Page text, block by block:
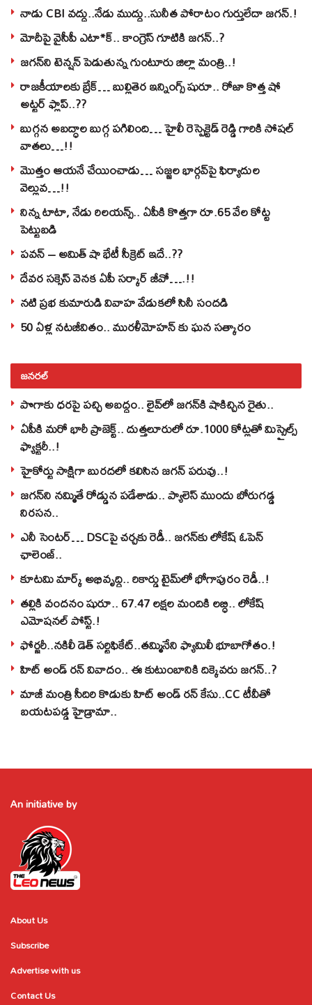
నాడు CBI వద్దు..నేడు ముద్దు..సునీత పోరాటం గుర్తులేదా జగన్.!
మోదీపై వైసీపీ ఎటా*క్.. కాంగ్రెస్ గూటికి జగన్..?
జగన్‌ని టెన్షన్‌ పెడుతున్న గుంటూరు జిల్లా మంత్రి..!
రాజకీయాలకు బ్రేక్… బుల్లితెర ఇన్నింగ్స్ షురూ.. రోజా కొత్త షో
అట్టర్ ఫ్లాప్..??
బుగ్గన అబద్ధాల బుగ్గ పగిలింది… హైలీ రెస్పెక్టెడ్‌ రెడ్డి గారికి సోషల్‌
వాతలు…!!
మొత్తం ఆయనే చేయించాడు… సజ్జల భార్గవ్‌పై ఫిర్యాదుల
వెల్లువ…!!
నిన్న టాటా, నేడు రిలయన్స్.. ఏపీకి కొత్తగా రూ.65 వేల కోట్ట
పెట్టుబడి
పవన్‌ – అమిత్‌ షా భేటీ సీక్రెట్‌ ఇదే..??
దేవర సక్సెస్‌ వెనక ఏపీ సర్కార్‌ జీవో….!!
నటి ప్రభ కుమారుడి వివాహ వేడుకలో సినీ సందడి
50 ఏళ్ల నటజీవితం.. మురళీమోహన్ కు ఘన సత్కారం
జనరల్
పొగాకు ధరపై పచ్చి అబద్దం.. లైవ్‌లో జగన్‌కి షాకిచ్చిన రైతు..
ఏపీకి మరో భారీ ప్రాజెక్ట్.. దుత్తలూరులో రూ.1000 కోట్లతో మిస్సైల్స్
ఫ్యాక్టరీ..!
హైకోర్టు సాక్షిగా బురదలో కలిసిన జగన్ పరువు..!
జగన్‌ని నమ్మితే రోడ్డున పడేశాడు.. ప్యాలెస్‌ ముందు బోరుగడ్డ
నిరసన..
ఎనీ సెంటర్‌… DSCపై చర్చకు రెడీ.. జగన్‌కు లోకేష్‌ ఓపెన్
ఛాలెంజ్..
కూటమి మార్క్ అభివృద్ధి.. రికార్డు టైమ్‌లో భోగాపురం రెడీ..!
తల్లికి వందనం షురూ.. 67.47 లక్షల మందికి లబ్ధి.. లోకేష్‌
ఎమోషనల్ పోస్ట్‌.!
ఫోర్జరీ..నకిలీ డెత్ సర్టిఫికేట్..తమ్మినేని ఫ్యామిలీ భూబాగోతం.!
హిట్ అండ్ రన్ వివాదం.. ఈ కుటుంబానికి దిక్కెవరు జగన్..?
మాజీ మంత్రి సీదిరి కొడుకు హిట్ అండ్ రన్ కేసు..CC టీవీతో
బయటపడ్డ హైడ్రామా..
An initiative by
About Us
Subscribe
Advertise with us
Contact Us